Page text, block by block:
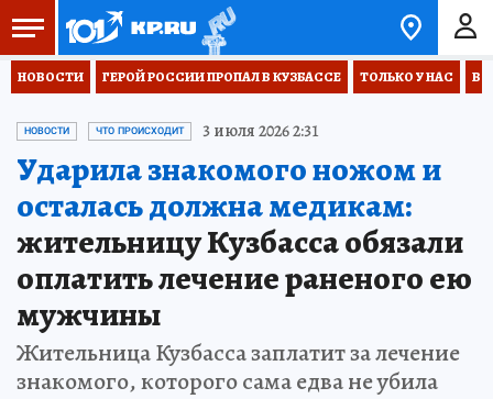
НОВОСТИ ГЕРОЙ РОССИИ ПРОПАЛ В КУЗБАССЕ ТОЛЬКО У НАС
НОВОСТИ ЧТО ПРОИСХОДИТ 3 июля 2026 2:31
Ударила знакомого ножом и
осталась должна медикам:
жительницу Кузбасса обязали
оплатить лечение раненого ею
мужчины
Жительница Кузбасса заплатит за лечение
знакомого, которого сама едва не убила